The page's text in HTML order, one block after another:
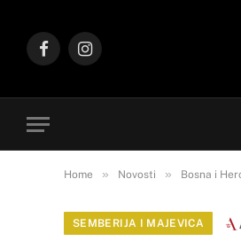
FacebookInstagram
Home » Novosti » Bosna i
SEMBERIJA I MAJEVICA